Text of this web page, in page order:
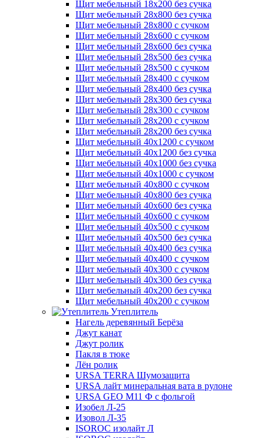
Щит мебельный 18х200 без сучка
Щит мебельный 28х800 без сучка
Щит мебельный 28х800 с сучком
Щит мебельный 28х600 с сучком
Щит мебельный 28х600 без сучка
Щит мебельный 28х500 без сучка
Щит мебельный 28х500 с сучком
Щит мебельный 28х400 с сучком
Щит мебельный 28х400 без сучка
Щит мебельный 28х300 без сучка
Щит мебельный 28х300 с сучком
Щит мебельный 28х200 с сучком
Щит мебельный 28х200 без сучка
Щит мебельный 40х1200 с сучком
Щит мебельный 40х1200 без сучка
Щит мебельный 40х1000 без сучка
Щит мебельный 40х1000 с сучком
Щит мебельный 40х800 с сучком
Щит мебельный 40х800 без сучка
Щит мебельный 40х600 без сучка
Щит мебельный 40х600 с сучком
Щит мебельный 40х500 с сучком
Щит мебельный 40х500 без сучка
Щит мебельный 40х400 без сучка
Щит мебельный 40х400 с сучком
Щит мебельный 40х300 с сучком
Щит мебельный 40х300 без сучка
Щит мебельный 40х200 без сучка
Щит мебельный 40х200 с сучком
Утеплитель
Нагель деревянный Берёза
Джут канат
Джут ролик
Пакля в тюке
Лён ролик
URSA TERRA Шумозащита
URSA лайт минеральная вата в рулоне
URSA GEO M11 Ф с фольгой
Изобел Л-25
Изовол Л-35
ISOROC изолайт Л